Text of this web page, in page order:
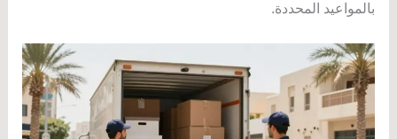
بالمواعيد المحددة.